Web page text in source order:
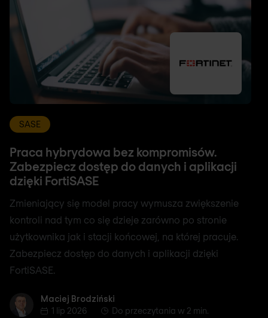
SASE
Praca hybrydowa bez kompromisów.
Zabezpiecz dostęp do danych i aplikacji
dzięki FortiSASE
Zmieniający się model pracy wymusza zwiększenie
kontroli nad tym co się dzieje zarówno po stronie
użytkownika jak i stacji końcowej, na której pracuje.
Zabezpiecz dostęp do danych i aplikacji dzięki
FortiSASE.
Maciej Brodziński
Maciej Brodziński
1 lip 2026
Do przeczytania w 2 min.